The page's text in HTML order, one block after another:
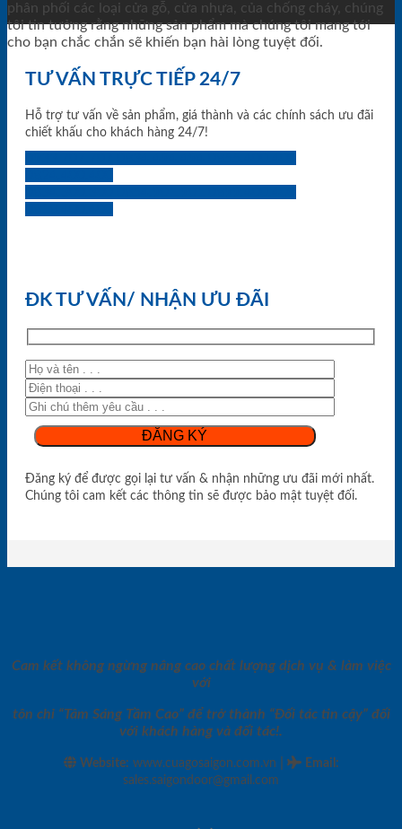
phân phối các loại cửa gỗ, cửa nhựa, của chống cháy, chúng
tôi tin tưởng rằng những sản phẩm mà chúng tôi mang tới
cho bạn chắc chắn sẽ khiến bạn hài lòng tuyệt đối.
TƯ VẤN TRỰC TIẾP 24/7
Hỗ trợ tư vấn về sản phẩm, giá thành và các chính sách ưu đãi
chiết khấu cho khách hàng 24/7!
ĐK TƯ VẤN/ NHẬN ƯU ĐÃI
Đăng ký để được gọi lại tư vấn & nhận những ưu đãi mới nhất.
Chúng tôi cam kết các thông tin sẽ được bảo mật tuyệt đối.
Cam kết không ngừng nâng cao chất lượng dịch vụ & làm việc
với
tôn chỉ “Tâm Sáng Tầm Cao” để trở thành “Đối tác tin cậy” đối
với khách hàng và đối tác!.
Website: www.cuagosaigon.com.vn Email :
sales.saigondoor@gmail.com